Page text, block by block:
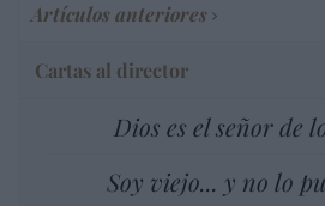
Artículos anteriores
Cartas al director
Dios es el señor de
Soy viejo... y no lo